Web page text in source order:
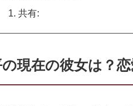
共有:
現在の彼女は？